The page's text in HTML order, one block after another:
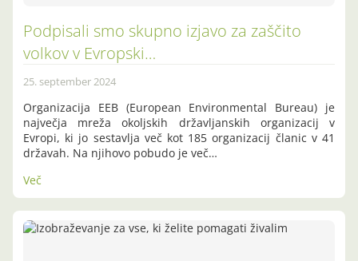
Podpisali smo skupno izjavo za zaščito
volkov v Evropski…
25. september 2024
Organizacija EEB (European Environmental Bureau) je
največja mreža okoljskih državljanskih organizacij v
Evropi, ki jo sestavlja več kot 185 organizacij članic v 41
državah. Na njihovo pobudo je več…
Več